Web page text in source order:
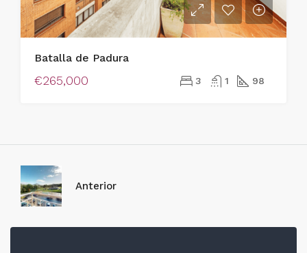
Batalla de Padura
€265,000 3 1 98
Anterior